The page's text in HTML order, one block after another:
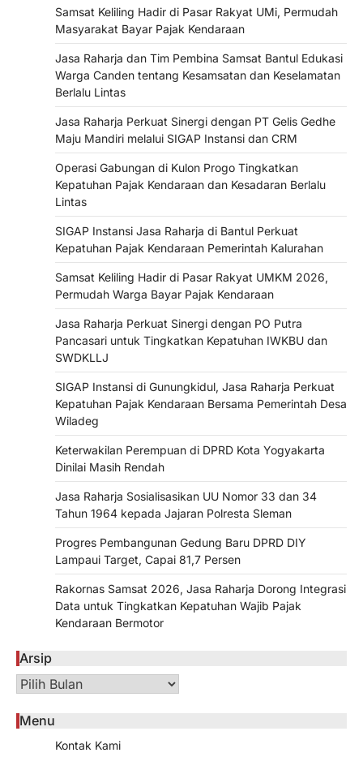
Samsat Keliling Hadir di Pasar Rakyat UMi, Permudah
Masyarakat Bayar Pajak Kendaraan
Jasa Raharja dan Tim Pembina Samsat Bantul Edukasi
Warga Canden tentang Kesamsatan dan Keselamatan
Berlalu Lintas
Jasa Raharja Perkuat Sinergi dengan PT Gelis Gedhe
Maju Mandiri melalui SIGAP Instansi dan CRM
Operasi Gabungan di Kulon Progo Tingkatkan
Kepatuhan Pajak Kendaraan dan Kesadaran Berlalu
Lintas
SIGAP Instansi Jasa Raharja di Bantul Perkuat
Kepatuhan Pajak Kendaraan Pemerintah Kalurahan
Samsat Keliling Hadir di Pasar Rakyat UMKM 2026,
Permudah Warga Bayar Pajak Kendaraan
Jasa Raharja Perkuat Sinergi dengan PO Putra
Pancasari untuk Tingkatkan Kepatuhan IWKBU dan
SWDKLLJ
SIGAP Instansi di Gunungkidul, Jasa Raharja Perkuat
Kepatuhan Pajak Kendaraan Bersama Pemerintah Desa
Wiladeg
Keterwakilan Perempuan di DPRD Kota Yogyakarta
Dinilai Masih Rendah
Jasa Raharja Sosialisasikan UU Nomor 33 dan 34
Tahun 1964 kepada Jajaran Polresta Sleman
Progres Pembangunan Gedung Baru DPRD DIY
Lampaui Target, Capai 81,7 Persen
Rakornas Samsat 2026, Jasa Raharja Dorong Integrasi
Data untuk Tingkatkan Kepatuhan Wajib Pajak
Kendaraan Bermotor
Arsip
Arsip
Menu
Kontak Kami